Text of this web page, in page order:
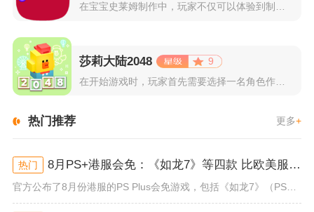
莎莉大陆2048
9
热门推荐 更多+
热门 8月PS+港服会免：《如龙7》等四款 比欧美服多一款
官方公布了8月份港服的PS Plus会免游戏，包括《如龙7》（PS4/PS5）、《小小梦魇》（PS4）、《托尼霍克职业滑...